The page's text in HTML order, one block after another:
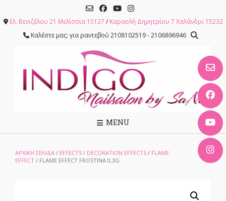
content
Ελ. Βενιζέλου 21 Μελίσσια 15127 / Καραολή Δημητρίου 7 Χαλάνδρι 15232
Καλέστε μας: για ραντεβού 2108102519 - 2106896946
MENU
ΑΡΧΙΚΉ ΣΕΛΊΔΑ / EFFECTS / DECORATION EFFECTS / FLAME
EFFECT / FLAME EFFECT FROSTINA 0,3G